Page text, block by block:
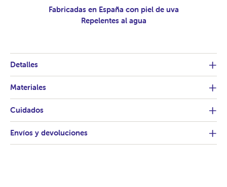
Fabricadas en España con piel de uva
Repelentes al agua
Detalles
Materiales
Cuidados
Envíos y devoluciones